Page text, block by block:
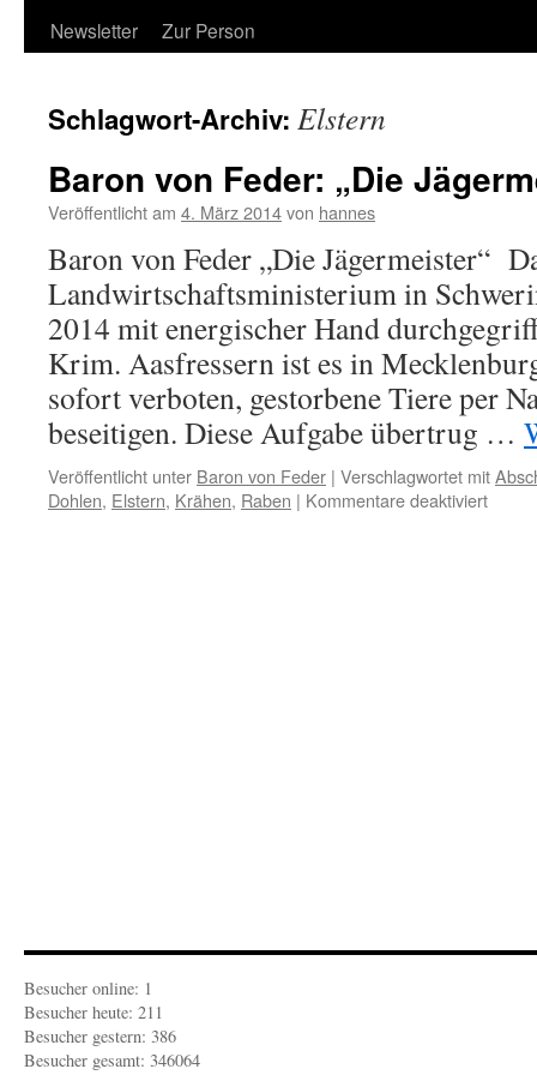
Newsletter
Zur Person
Schlagwort-Archiv: Elstern
Baron von Feder: „Die
Veröffentlicht am 4. März 2014von hannes
Baron von Feder „Die Jägermeister“
Landwirtschaftsministerium in
2014 mit energischer Hand
Krim. Aasfressern ist es in
sofort verboten, gestorbene Tiere per
beseitigen. Diese Aufgabe übertrug …
Veröffentlicht unter Baron von Feder | Verschlagwortet mit
Dohlen, Elstern, Krähen, Raben | Kommentare deaktiviertfür
Besucher online: 1
Besucher heute: 211
Besucher gestern: 386
Besucher gesamt: 346064